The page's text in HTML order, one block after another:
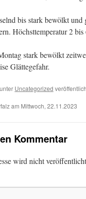
bis stark bewölkt
Höchsttemperatur 2
stark bewölkt
Glättegefahr.
Uncategorized
am Mittwoch, 22.11.2023
Kommentar
wird nicht